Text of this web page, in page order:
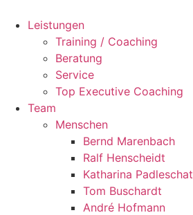
Inhalt
springen
Leistungen
Training / Coaching
Beratung
Service
Top Executive Coaching
Team
Menschen
Bernd Marenbach
Ralf Henscheidt
Katharina Padleschat
Tom Buschardt
André Hofmann